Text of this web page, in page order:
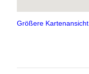
Größere Kartenansicht